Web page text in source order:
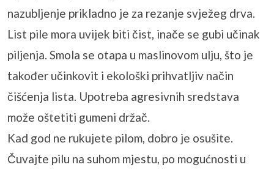
nazubljenje prikladno je za rezanje svježeg drva.
List pile mora uvijek biti čist, inače se gubi učinak
piljenja. Smola se otapa u maslinovom ulju, što je
također učinkovit i ekološki prihvatljiv način
čišćenja lista. Upotreba agresivnih sredstava
može oštetiti gumeni držač.
Kad god ne rukujete pilom, dobro je osušite.
Čuvajte pilu na suhom mjestu, po mogućnosti u